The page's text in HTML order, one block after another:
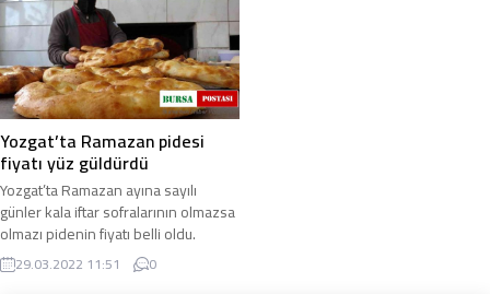
Yozgat’ta Ramazan pidesi
fiyatı yüz güldürdü
Yozgat’ta Ramazan ayına sayılı
günler kala iftar sofralarının olmazsa
olmazı pidenin fiyatı belli oldu.
Kentte 200 gram sade pide 2 TL 75
... 29.03.2022 11:51 0